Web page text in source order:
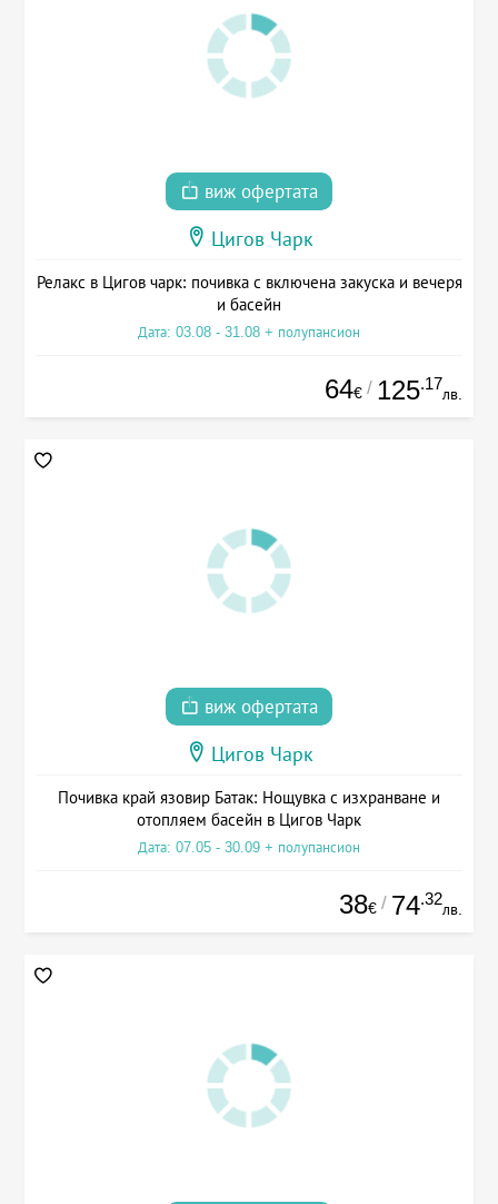
виж офертата
Цигов Чарк
Релакс в Цигов чарк: почивка с включена закуска и вечеря
и басейн
Дата: 03.08 - 31.08 + полупансион
64€ / 125.17
лв.
виж офертата
Цигов Чарк
Почивка край язовир Батак: Нощувка с изхранване и
отопляем басейн в Цигов Чарк
Дата: 07.05 - 30.09 + полупансион
38€ / 74.32
лв.